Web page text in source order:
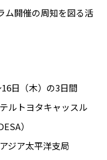
ム開催の周知を図る活
日（木）の3日間
ルトヨタキャッスル
）
ジア太平洋支局